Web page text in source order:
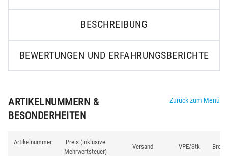
BESCHREIBUNG
BEWERTUNGEN UND ERFAHRUNGSBERICHTE
ARTIKELNUMMERN &
BESONDERHEITEN
Zurück zum Menü
Artikelnummer
Preis (inklusive
Mehrwertsteuer)
Versand VPE/Stk Breite